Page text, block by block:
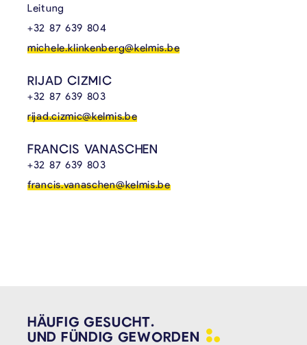
Leitung
+32 87 639 804
michele.klinkenberg@kelmis.be
RIJAD CIZMIC
+32 87 639 803
rijad.cizmic@kelmis.be
FRANCIS VANASCHEN
+32 87 639 803
francis.vanaschen@kelmis.be
HÄUFIG GESUCHT.
UND FÜNDIG GEWORDEN